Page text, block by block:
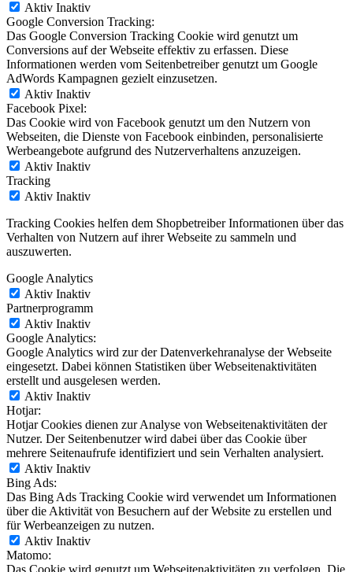
Aktiv Inaktiv
Google Conversion Tracking:
Das Google Conversion Tracking Cookie wird genutzt um
Conversions auf der Webseite effektiv zu erfassen. Diese
Informationen werden vom Seitenbetreiber genutzt um Google
AdWords Kampagnen gezielt einzusetzen.
Aktiv Inaktiv
Facebook Pixel:
Das Cookie wird von Facebook genutzt um den Nutzern von
Webseiten, die Dienste von Facebook einbinden, personalisierte
Werbeangebote aufgrund des Nutzerverhaltens anzuzeigen.
Aktiv Inaktiv
Tracking
Aktiv Inaktiv
Tracking Cookies helfen dem Shopbetreiber Informationen über das
Verhalten von Nutzern auf ihrer Webseite zu sammeln und
auszuwerten.
Google Analytics
Aktiv Inaktiv
Partnerprogramm
Aktiv Inaktiv
Google Analytics:
Google Analytics wird zur der Datenverkehranalyse der Webseite
eingesetzt. Dabei können Statistiken über Webseitenaktivitäten
erstellt und ausgelesen werden.
Aktiv Inaktiv
Hotjar:
Hotjar Cookies dienen zur Analyse von Webseitenaktivitäten der
Nutzer. Der Seitenbenutzer wird dabei über das Cookie über
mehrere Seitenaufrufe identifiziert und sein Verhalten analysiert.
Aktiv Inaktiv
Bing Ads:
Das Bing Ads Tracking Cookie wird verwendet um Informationen
über die Aktivität von Besuchern auf der Website zu erstellen und
für Werbeanzeigen zu nutzen.
Aktiv Inaktiv
Matomo:
Das Cookie wird genutzt um Webseitenaktivitäten zu verfolgen. Die